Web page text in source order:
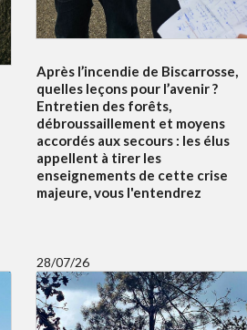
Après l’incendie de Biscarrosse,
quelles leçons pour l’avenir ?
Entretien des forêts,
débroussaillement et moyens
accordés aux secours : les élus
appellent à tirer les
enseignements de cette crise
majeure, vous l'entendrez
28/07/26